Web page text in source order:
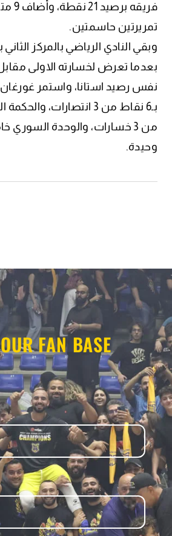
فريقه
تمريرتين حاسمتين.
بعدما تعرض لخسارته الاولى
نفس رصيد استانا، واستمر غورغان
من 3 خسارات، والوحدة السوري
وحيدة.
FAN BASE